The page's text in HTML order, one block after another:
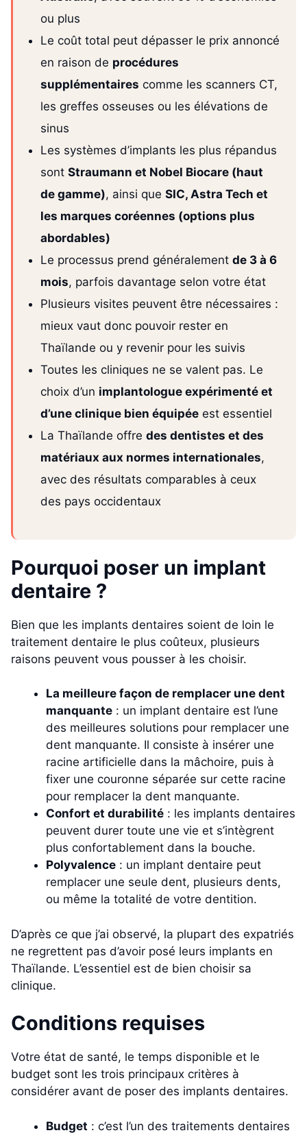
ou plus
Le coût total peut dépasser le prix annoncé
en raison de procédures
supplémentaires comme les scanners CT,
les greffes osseuses ou les élévations de
sinus
Les systèmes d’implants les plus répandus
sont Straumann et Nobel Biocare (haut
de gamme), ainsi que SIC, Astra Tech et
les marques coréennes (options plus
abordables)
Le processus prend généralement de 3 à 6
mois, parfois davantage selon votre état
Plusieurs visites peuvent être nécessaires :
mieux vaut donc pouvoir rester en
Thaïlande ou y revenir pour les suivis
Toutes les cliniques ne se valent pas. Le
choix d’un implantologue expérimenté et
d’une clinique bien équipée est essentiel
La Thaïlande offre des dentistes et des
matériaux aux normes internationales,
avec des résultats comparables à ceux
des pays occidentaux
Pourquoi poser un implant
dentaire ?
Bien que les implants dentaires soient de loin le
traitement dentaire le plus coûteux, plusieurs
raisons peuvent vous pousser à les choisir.
La meilleure façon de remplacer une dent
manquante : un implant dentaire est l’une
des meilleures solutions pour remplacer une
dent manquante. Il consiste à insérer une
racine artificielle dans la mâchoire, puis à
fixer une couronne séparée sur cette racine
pour remplacer la dent manquante.
Confort et durabilité : les implants dentaires
peuvent durer toute une vie et s’intègrent
plus confortablement dans la bouche.
Polyvalence : un implant dentaire peut
remplacer une seule dent, plusieurs dents,
ou même la totalité de votre dentition.
D’après ce que j’ai observé, la plupart des expatriés
ne regrettent pas d’avoir posé leurs implants en
Thaïlande. L’essentiel est de bien choisir sa
clinique.
Conditions requises
Votre état de santé, le temps disponible et le
budget sont les trois principaux critères à
considérer avant de poser des implants dentaires.
Budget : c’est l’un des traitements dentaires